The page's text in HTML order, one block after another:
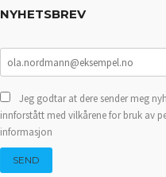
NYHETSBREV
Jeg godtar at dere sender meg
innforstått med vilkårene for bruk av
informasjon